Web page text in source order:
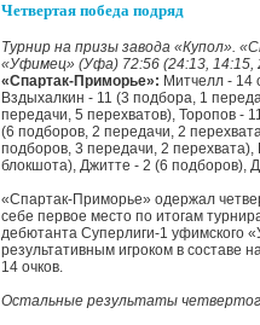
Четвертая победа подряд
Турнир на призы завода «Купол».
«Уфимец» (Уфа) 72:56 (24:13, 14:15,
«Спартак-Приморье»: Митчелл - 14
Вздыхалкин - 11 (3 подбора, 1
передачи, 5 перехватов), Торопов -
(6 подборов, 2 передачи, 2
подборов, 3 передачи, 2
блокшота), Джитте - 2 (6 подборов),
«Спартак-Приморье» одержал
себе первое место по итогам
дебютанта Суперлиги-1 уфимского
результативным игроком в
14 очков.
Остальные результаты